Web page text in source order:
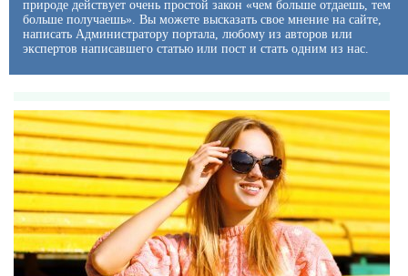
природе действует очень простой закон «чем больше отдаешь, тем
больше получаешь». Вы можете высказать свое мнение на сайте,
написать Администратору портала, любому из авторов или
экспертов написавшего статью или пост и стать одним из нас.